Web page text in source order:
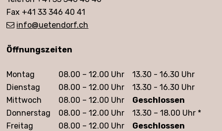
Fax +41 33 346 40 41
info@uetendorf.ch
Öffnungszeiten
Öffnungszeiten
Montag 08.00 – 12.00 Uhr
13.30 - 16.30 Uhr
Dienstag
08.00 – 12.00 Uhr
13.30 - 16.30 Uhr
Mittwoch
08.00 – 12.00 Uhr
Geschlossen
Donnerstag
08.00 – 12.00 Uhr
13.30 – 18.00 Uhr *
Freitag
08.00 – 12.00 Uhr Geschlossen